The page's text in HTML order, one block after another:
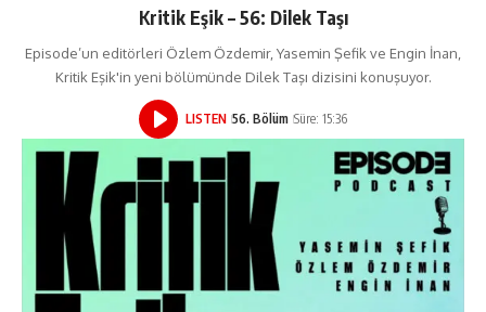
Kritik Eşik – 56: Dilek Taşı
Episode’un editörleri Özlem Özdemir, Yasemin Şefik ve Engin İnan,
Kritik Eşik'in yeni bölümünde Dilek Taşı dizisini konuşuyor.
LISTEN 56. Bölüm Süre: 15:36